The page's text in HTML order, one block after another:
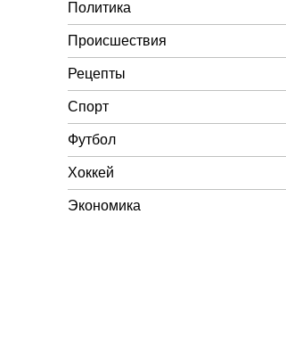
Политика
Происшествия
Рецепты
Спорт
Футбол
Хоккей
Экономика